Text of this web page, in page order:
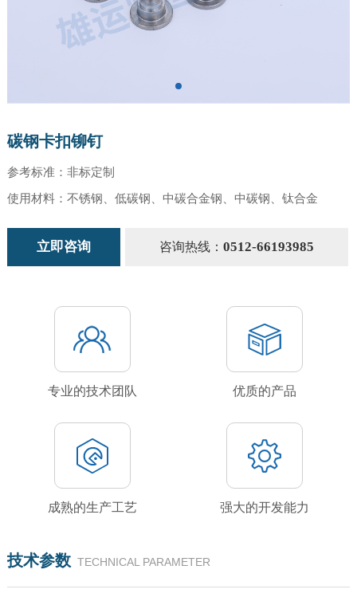
碳钢卡扣铆钉
参考标准：非标定制
使用材料：不锈钢、低碳钢、中碳合金钢、中碳钢、钛合金
立即咨询 咨询热线：0512-66193985
专业的技术团队 优质的产品
成熟的生产工艺 强大的开发能力
技术参数 TECHNICAL PARAMETER